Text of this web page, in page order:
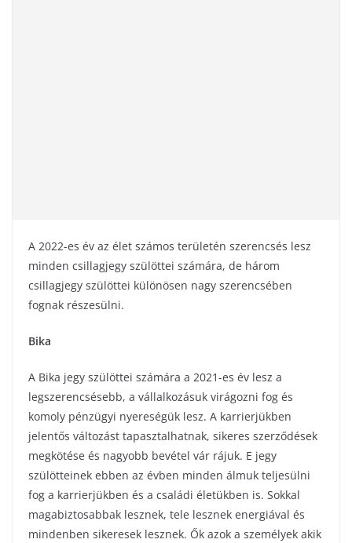
A 2022-es év az élet számos területén szerencsés lesz
minden csillagjegy szülöttei számára, de három
csillagjegy szülöttei különösen nagy szerencsében
fognak részesülni.
Bika
A Bika jegy szülöttei számára a 2021-es év lesz a
legszerencsésebb, a vállalkozásuk virágozni fog és
komoly pénzügyi nyereségük lesz. A karrierjükben
jelentős változást tapasztalhatnak, sikeres szerződések
megkötése és nagyobb bevétel vár rájuk. E jegy
szülötteinek ebben az évben minden álmuk teljesülni
fog a karrierjükben és a családi életükben is. Sokkal
magabiztosabbak lesznek, tele lesznek energiával és
mindenben sikeresek lesznek. Ők azok a személyek akik